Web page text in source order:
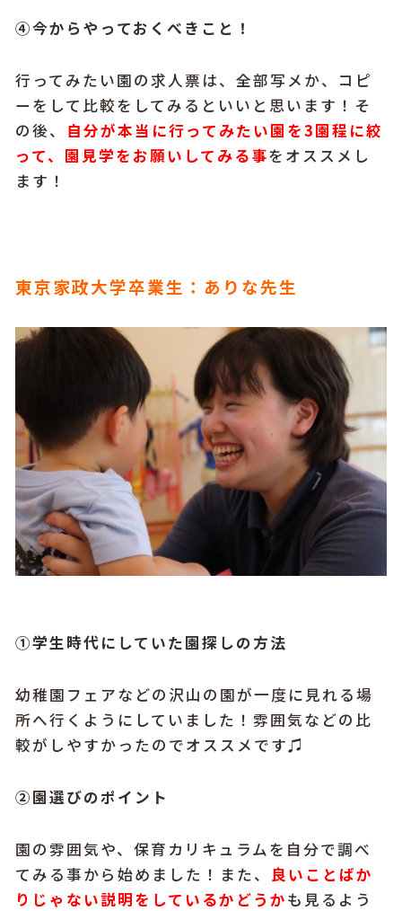
④今からやっておくべきこと！
行ってみたい園の求人票は、全部写メか、コピ
ーをして比較をしてみるといいと思います！そ
の後、 自分が本当に行ってみたい園を3園程に絞
って、園見学をお願いしてみる事をオススメし
ます！
東京家政大学卒業生：ありな先生
①学生時代にしていた園探しの方法
幼稚園フェアなどの沢山の園が一度に見れる場
所へ行くようにしていました！雰囲気などの比
較がしやすかったのでオススメです♫
②園選びのポイント
園の雰囲気や、保育カリキュラムを自分で調べ
てみる事から始めました！また、 良いことばか
りじゃない説明をしているかどうかも見るよう